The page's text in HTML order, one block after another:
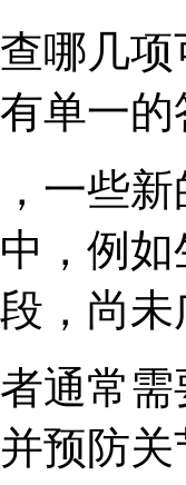
哪几
单一的
一些
，例
，尚
通常
预防